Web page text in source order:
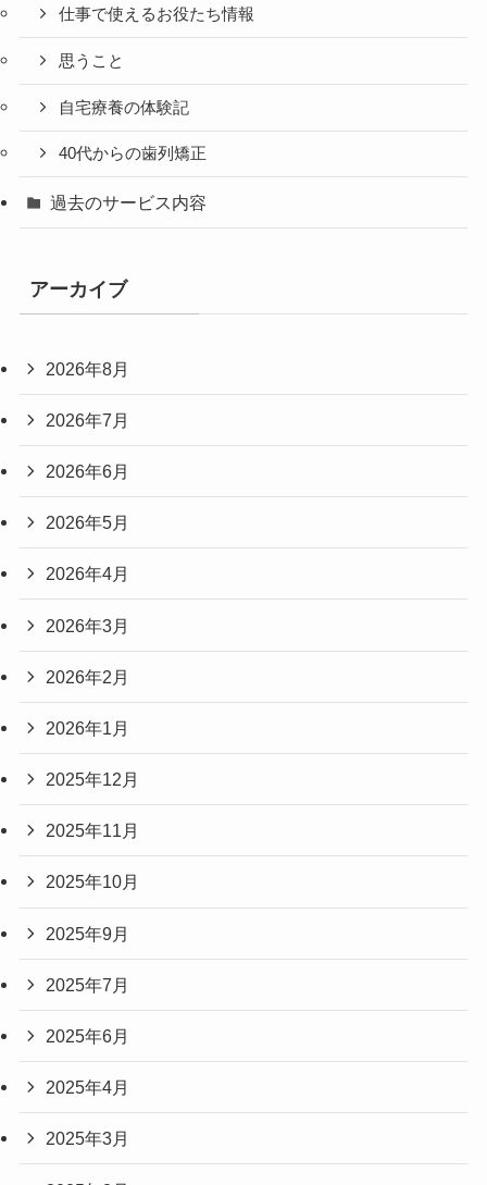
仕事で使えるお役たち情報
思うこと
自宅療養の体験記
40代からの歯列矯正
過去のサービス内容
アーカイブ
2026年8月
2026年7月
2026年6月
2026年5月
2026年4月
2026年3月
2026年2月
2026年1月
2025年12月
2025年11月
2025年10月
2025年9月
2025年7月
2025年6月
2025年4月
2025年3月